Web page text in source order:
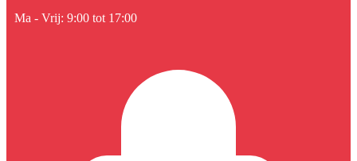
Ma - Vrij: 9:00 tot 17:00